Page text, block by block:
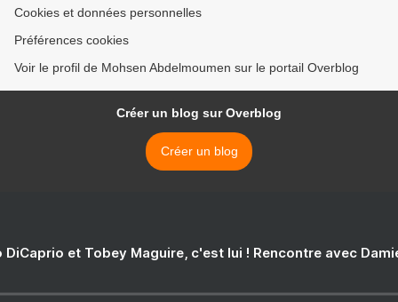
Cookies et données personnelles
Préférences cookies
Voir le profil de Mohsen Abdelmoumen sur le portail Overblog
Créer un blog sur Overblog
Créer un blog
DiCaprio et Tobey Maguire, c'est lui ! Rencontre avec